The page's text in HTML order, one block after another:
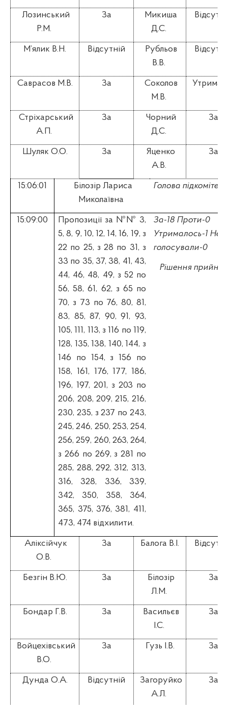
Лозинський
Р.М.
За
Микиша
Д.С.
М’ялик В.Н. Відсутній
Рубльов
В.В.
Саврасов М.В. За
Соколов
М.В.
Стріхарський
А.П.
За
Чорний
Д.С.
За
Шуляк О.О. За
Яценко
А.В.
За
15:06:01
Білозір Лариса
Миколаївна
Голова підкомітету
15:09:00 Пропозиції за №№ 3,
5, 8, 9, 10, 12, 14, 16, 19, з
22 по 25, з 28 по 31, з
33 по 35, 37, 38, 41, 43,
44, 46, 48, 49, з 52 по
56, 58, 61, 62, з 65 по
70, з 73 по 76, 80, 81,
83, 85, 87, 90, 91, 93,
105, 111, 113, з 116 по 119,
128, 135, 138, 140, 144, з
146 по 154, з 156 по
158, 161, 176, 177, 186,
196, 197, 201, з 203 по
206, 208, 209, 215, 216,
230, 235, з 237 по 243,
245, 246, 250, 253, 254,
256, 259, 260, 263, 264,
з 266 по 269, з 281 по
285, 288, 292, 312, 313,
316, 328, 336, 339,
342, 350, 358, 364,
365, 375, 376, 381, 411,
473, 474 відхилити.
За-18 Проти-0
Утрималось-1 Не
голосували-0
Рішення
Аліксійчук
О.В.
За Балога В.І.
Безгін В.Ю. За
Білозір
Л.М.
За
Бондар Г.В. За
Васильєв
І.С.
За
Войцехівський
В.О.
За Гузь І.В. За
Дунда О.А. Відсутній
Загоруйко
А.Л.
За